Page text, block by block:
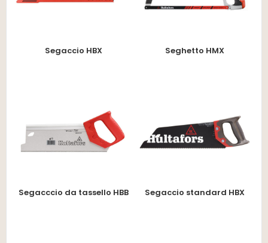
Segaccio HBX Seghetto HMX
Segacccio da tassello HBB Segaccio standard HBX